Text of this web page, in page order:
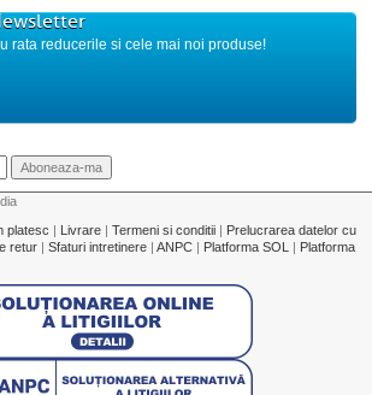
rata reducerile si cele mai noi produse!
platesc | Livrare | Termeni si conditii | Prelucrarea datelor cu
retur | Sfaturi intretinere | ANPC | Platforma SOL | Platforma